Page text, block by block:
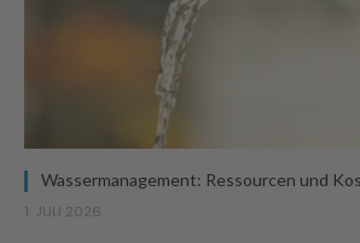
Wassermanagement: Ressourcen und
1. JULI 2026